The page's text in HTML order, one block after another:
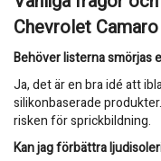
Chevrolet
Behöver listerna smörjas
Ja, det är en bra idé att
silikonbaserade
risken för sprickbildning.
Kan jag förbättra